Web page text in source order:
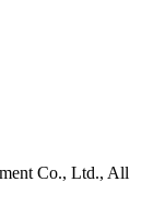
Co., Ltd., All